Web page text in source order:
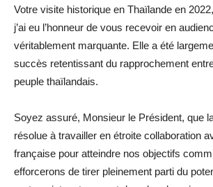
Votre visite historique en Thaïlande en
j’ai eu l’honneur de vous recevoir en
véritablement marquante. Elle a été
succès retentissant du rapprochement
peuple thaïlandais.
Soyez assuré, Monsieur le Président, que
résolue à travailler en étroite collaboration
française pour atteindre nos objectifs
efforcerons de tirer pleinement parti du